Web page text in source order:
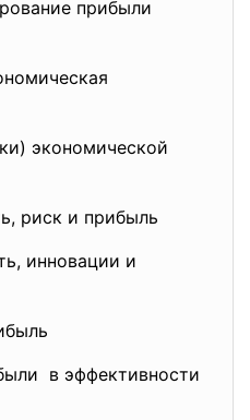
прибыли
экономической
риск и прибыль
инновации и
в эффективности